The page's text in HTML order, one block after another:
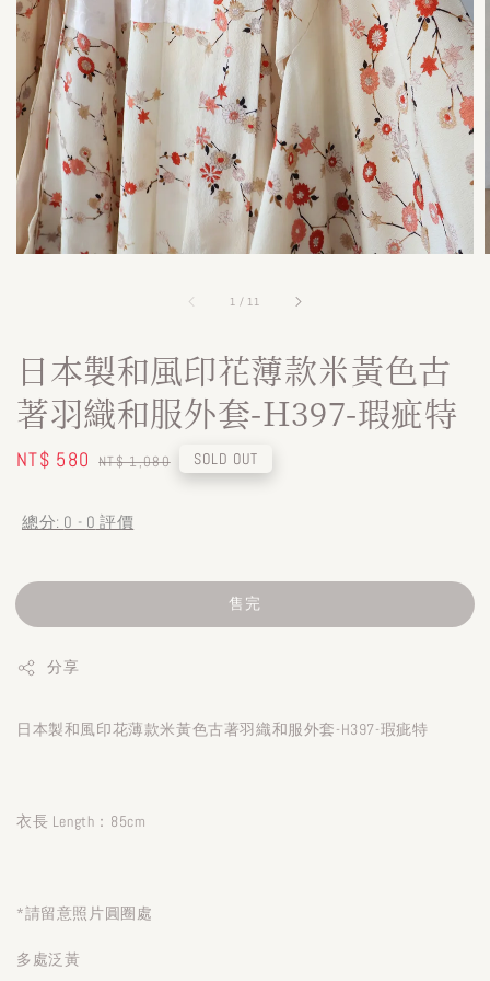
1 / 11
日本製和風印花薄款米黃色古
著羽織和服外套-H397-瑕疵特
Sale
NT$ 580 Regular
NT$ 1,080 SOLD OUT
總分: 0 - 0 評價
售完
分享
日本製和風印花薄款米黃色古著羽織和服外套-H397-瑕疵特
衣長 Length：85cm
*請留意照片圓圈處
多處泛黃